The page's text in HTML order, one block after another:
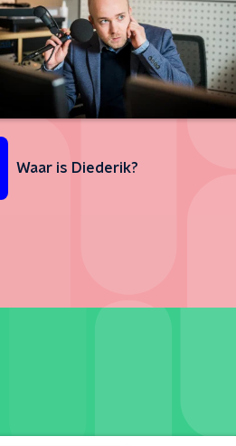
Waar is Diederik?